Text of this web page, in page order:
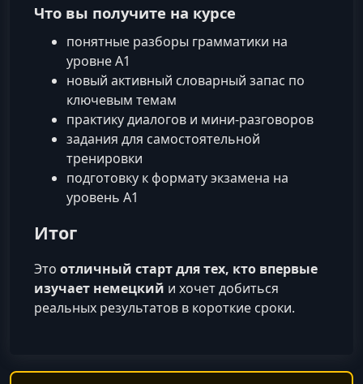
Что вы получите на курсе
понятные разборы грамматики на
уровне A1
новый активный словарный запас по
ключевым темам
практику диалогов и мини-разговоров
задания для самостоятельной
тренировки
подготовку к формату экзамена на
уровень A1
Итог
Это отличный старт для тех, кто впервые
изучает немецкий и хочет добиться
реальных результатов в короткие сроки.